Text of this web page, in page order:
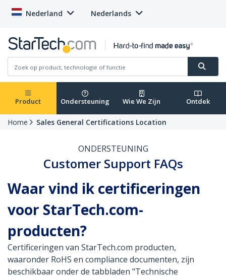
Nederland Nederlands
Product Ondersteuning Wie We Zijn Ontdek
Home Sales General Certifications Location
ONDERSTEUNING
Customer Support FAQs
Waar vind ik certificeringen
voor StarTech.com-
producten?
Certificeringen van StarTech.com producten,
waaronder RoHS en compliance documenten, zijn
beschikbaar onder de tabbladen "Technische